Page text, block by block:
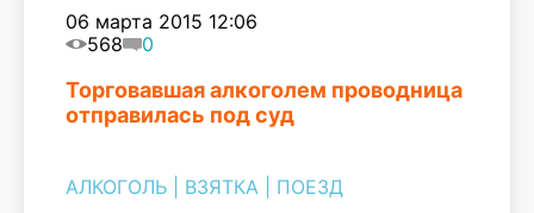
06 марта 2015 12:06
568
0
Торговавшая алкоголем проводница
отправилась под суд
АЛКОГОЛЬ ВЗЯТКА ПОЕЗД